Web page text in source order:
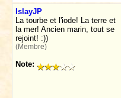
IslayJP
La tourbe et l'iode! La terre et
la mer! Ancien marin, tout se
rejoint! :))
(Membre)
Note: